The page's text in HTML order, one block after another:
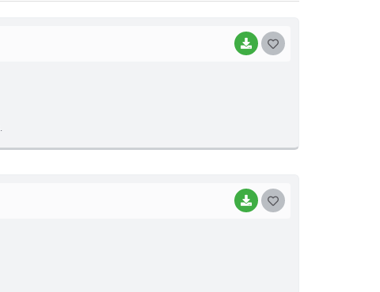
BAIXAR
BAIXAR